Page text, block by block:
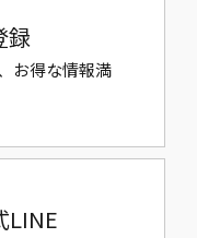
録
お得な情報満
LINE